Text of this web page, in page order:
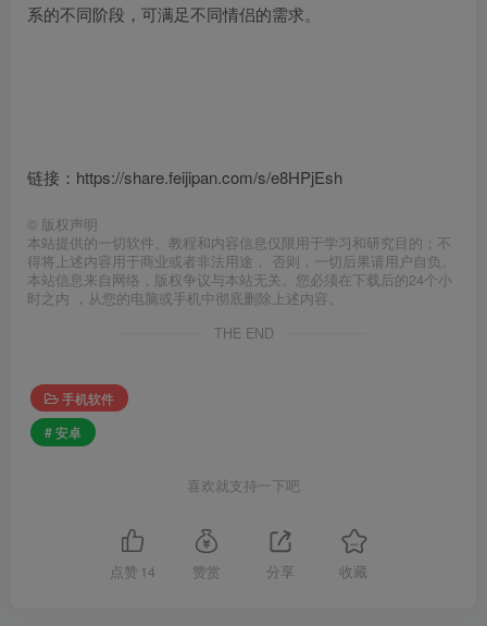
系的不同阶段，可满足不同情侣的需求。
链接：https://share.feijipan.com/s/e8HPjEsh
© 版权声明
本站提供的一切软件、教程和内容信息仅限用于学习和研究目的；不
得将上述内容用于商业或者非法用途， 否则，一切后果请用户自负。
本站信息来自网络，版权争议与本站无关。您必须在下载后的24个小
时之内 ，从您的电脑或手机中彻底删除上述内容。
THE END
手机软件
# 安卓
喜欢就支持一下吧
点赞 14 赞赏 分享 收藏